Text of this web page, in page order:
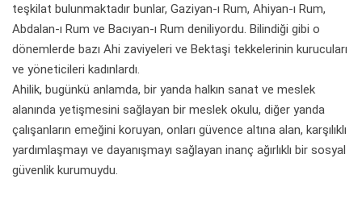
teşkilat bulunmaktadır bunlar, Gaziyan-ı Rum, Ahiyan-ı Rum,
Abdalan-ı Rum ve Bacıyan-ı Rum deniliyordu. Bilindiği gibi o
dönemlerde bazı Ahi zaviyeleri ve Bektaşi tekkelerinin kurucuları
ve yöneticileri kadınlardı.
Ahilik, bugünkü anlamda, bir yanda halkın sanat ve meslek
alanında yetişmesini sağlayan bir meslek okulu, diğer yanda
çalışanların emeğini koruyan, onları güvence altına alan, karşılıklı
yardımlaşmayı ve dayanışmayı sağlayan inanç ağırlıklı bir sosyal
güvenlik kurumuydu.